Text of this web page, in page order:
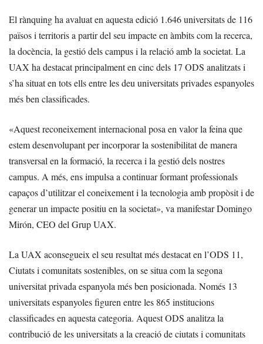
El rànquing ha avaluat en aquesta edició 1.646 universitats de 116
països i territoris a partir del seu impacte en àmbits com la recerca,
la docència, la gestió dels campus i la relació amb la societat. La
UAX ha destacat principalment en cinc dels 17 ODS analitzats i
s’ha situat en tots ells entre les deu universitats privades espanyoles
més ben classificades.
«Aquest reconeixement internacional posa en valor la feina que
estem desenvolupant per incorporar la sostenibilitat de manera
transversal en la formació, la recerca i la gestió dels nostres
campus. A més, ens impulsa a continuar formant professionals
capaços d’utilitzar el coneixement i la tecnologia amb propòsit i de
generar un impacte positiu en la societat», va manifestar Domingo
Mirón, CEO del Grup UAX.
La UAX aconsegueix el seu resultat més destacat en l’ODS 11,
Ciutats i comunitats sostenibles, on se situa com la segona
universitat privada espanyola més ben posicionada. Només 13
universitats espanyoles figuren entre les 865 institucions
classificades en aquesta categoria. Aquest ODS analitza la
contribució de les universitats a la creació de ciutats i comunitats